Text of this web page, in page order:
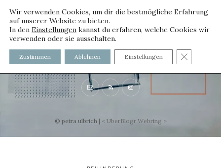
voller worte
mit und ohne Innenfutter
© petra ulbrich | < UberBlogr Webring >
Wir verwenden Cookies, um dir die bestmögliche Erfahrung
auf unserer Website zu bieten.
In den Einstellungen kannst du erfahren, welche Cookies wir
verwenden oder sie ausschalten.
Zustimmen Ablehnen Einstellungen GDPR